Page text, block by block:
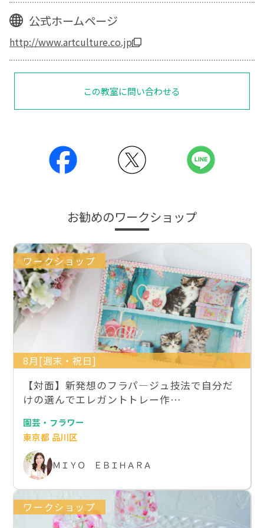
公式ホームページ
http://www.artculture.co.jp
この教室に問い合わせる
お勧めのワークショップ
ワークショップ
8月[週末・祝日]
【対面】新発想のフラパ―ジュ技法で自分だ
けの選んでエレガントトレー作…
園芸・フラワー
東京都 品川区
ＭＩＹＯ ＥＢＩＨＡＲＡ
ワークショップ